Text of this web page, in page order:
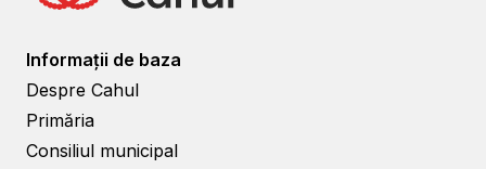
Informații de baza
Despre Cahul
Primăria
Consiliul municipal